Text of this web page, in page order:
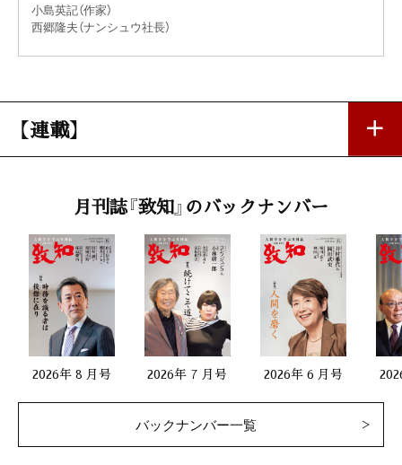
小島英記（作家）
西郷隆夫（ナンシュウ社長）
【連載】
忘れ得ぬ人 忘れ得ぬ言葉 22
「〝綺麗な女の人に出会って振り向かないような男じゃ駄目だ〟
――加藤唐九郎 」
五木寛之（作家）
第一線で活躍する女性
「いまなお仕事への情熱を燃やして生きる」
石橋恵三子（消えもの師）
二十代をどう生きるか 100
「勤勉勤労の精神をモットーとせよ」
月刊誌『致知』のバックナンバー
2026年 8 月号 2026年 7 月号 2026年 6 月号
バックナンバー一覧